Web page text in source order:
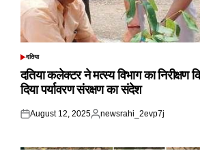
POSTED
दतिया
दतिया कलेक्टर ने मत्स्य विभाग का निरीक्षण
दिया पर्यावरण संरक्षण का संदेश
Posted
August 12, 2025
Posted
newsrahi_2evp7j